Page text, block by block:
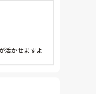
活かせますよ